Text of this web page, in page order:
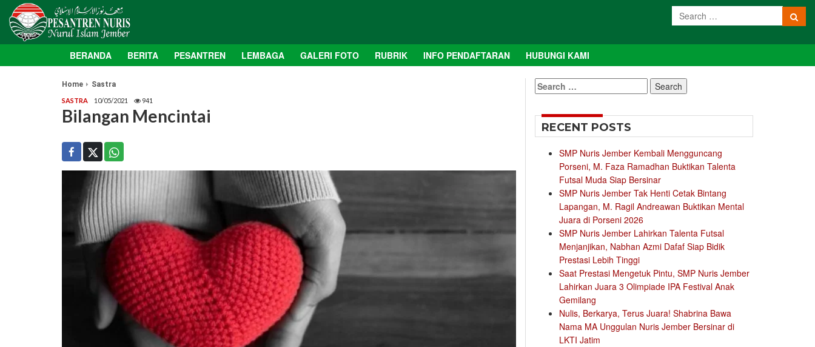
BERANDA BERITA PESANTREN LEMBAGA GALERI FOTO RUBRIK INFO PENDAFTARAN HUBUNGI KAMI
Home Sastra
SASTRA 10/05/2021 941
Bilangan Mencintai
Search
for:
RECENT POSTS
SMP Nuris Jember Kembali Mengguncang
Porseni, M. Faza Ramadhan Buktikan Talenta
Futsal Muda Siap Bersinar
SMP Nuris Jember Tak Henti Cetak Bintang
Lapangan, M. Ragil Andreawan Buktikan Mental
Juara di Porseni 2026
SMP Nuris Jember Lahirkan Talenta Futsal
Menjanjikan, Nabhan Azmi Dafaf Siap Bidik
Prestasi Lebih Tinggi
Saat Prestasi Mengetuk Pintu, SMP Nuris Jember
Lahirkan Juara 3 Olimpiade IPA Festival Anak
Gemilang
Nulis, Berkarya, Terus Juara! Shabrina Bawa
Nama MA Unggulan Nuris Jember Bersinar di
LKTI Jatim